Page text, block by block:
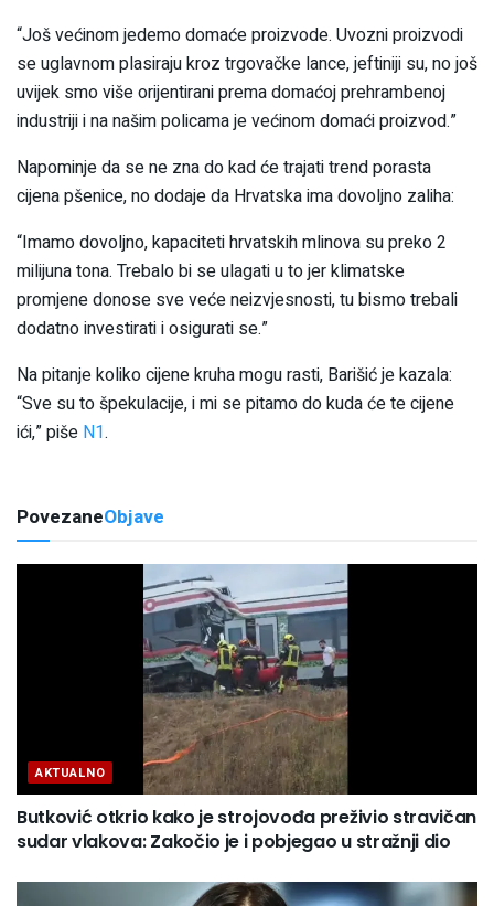
“Još većinom jedemo domaće proizvode. Uvozni proizvodi
se uglavnom plasiraju kroz trgovačke lance, jeftiniji su, no još
uvijek smo više orijentirani prema domaćoj prehrambenoj
industriji i na našim policama je većinom domaći proizvod.”
Napominje da se ne zna do kad će trajati trend porasta
cijena pšenice, no dodaje da Hrvatska ima dovoljno zaliha:
“Imamo dovoljno, kapaciteti hrvatskih mlinova su preko 2
milijuna tona. Trebalo bi se ulagati u to jer klimatske
promjene donose sve veće neizvjesnosti, tu bismo trebali
dodatno investirati i osigurati se.”
Na pitanje koliko cijene kruha mogu rasti, Barišić je kazala:
“Sve su to špekulacije, i mi se pitamo do kuda će te cijene
ići,” piše N1.
PovezaneObjave
AKTUALNO
Butković otkrio kako je strojovođa preživio stravičan
sudar vlakova: Zakočio je i pobjegao u stražnji dio